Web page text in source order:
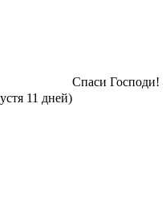
11 дней)
Спаси Господи!